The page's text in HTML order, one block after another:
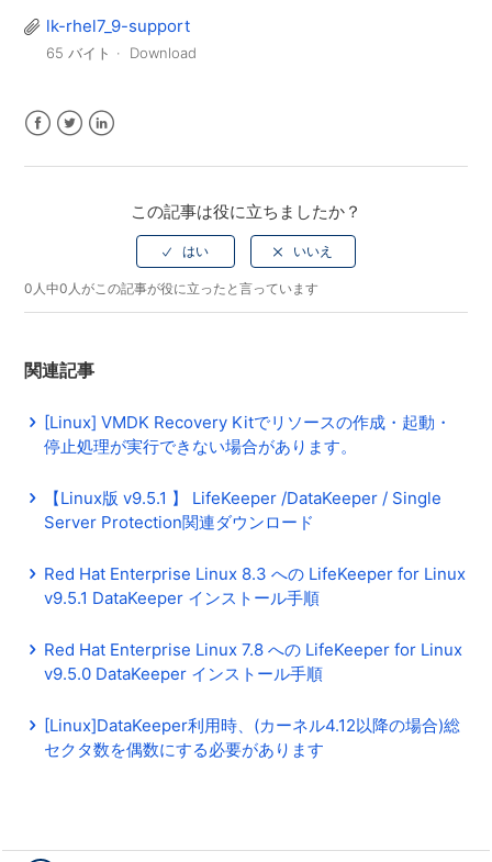
lk-rhel7_9-support
65 バイト Download
この記事は役に立ちましたか？
0人中0人がこの記事が役に立ったと言っています
関連記事
[Linux] VMDK Recovery Kitでリソースの作成・起動・
停止処理が実行できない場合があります。
【Linux版 v9.5.1 】 LifeKeeper /DataKeeper / Single
Server Protection関連ダウンロード
Red Hat Enterprise Linux 8.3 への LifeKeeper for Linux
v9.5.1 DataKeeper インストール手順
Red Hat Enterprise Linux 7.8 への LifeKeeper for Linux
v9.5.0 DataKeeper インストール手順
[Linux]DataKeeper利用時、(カーネル4.12以降の場合)総
セクタ数を偶数にする必要があります